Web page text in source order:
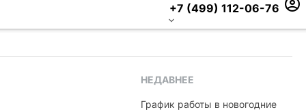
+7 (499) 112-06-76
НЕДАВНЕЕ
График работы в новогодние